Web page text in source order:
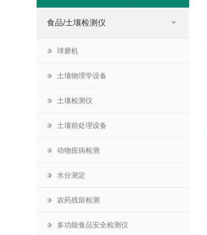
食品/土壤检测仪
球磨机
土壤物理学设备
土壤检测仪
土壤前处理设备
动物疫病检测
水分测定
农药残留检测
多功能食品安全检测仪